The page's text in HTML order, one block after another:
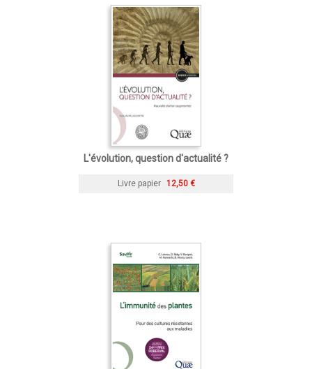
L'évolution, question d'actualité ?
Livre papier 12,50 €